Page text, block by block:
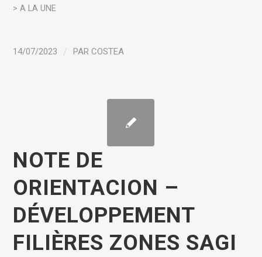
> A LA UNE
14/07/2023 / PARCOSTEA
NOTE DE
ORIENTACION –
DÉVELOPPEMENT
FILIÈRES ZONES SAGI